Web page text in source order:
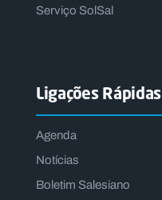
Serviço SolSal
Ligações Rápidas
Agenda
Notícias
Boletim Salesiano